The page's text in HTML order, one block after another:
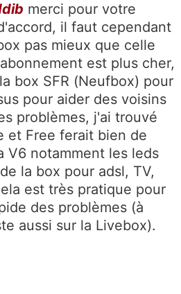
merci pour votre
il faut cependant
pas mieux que celle
est plus cher,
box SFR (Neufbox) pour
pour aider des voisins
problèmes, j'ai trouvé
et Free ferait bien de
V6 notamment les leds
la box pour adsl, TV,
est très pratique pour
des problèmes (à
aussi sur la Livebox).